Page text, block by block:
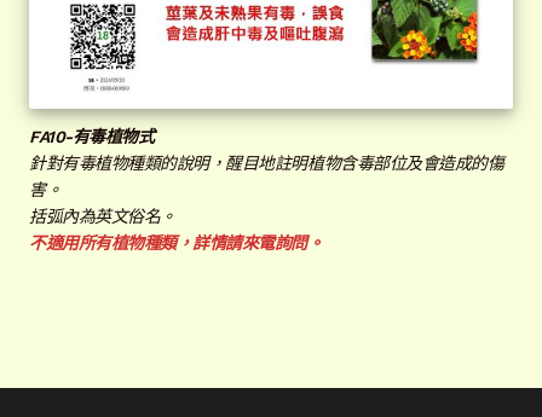
FA10-有毒植物式
針對有毒植物種類的說明，醒目地註明植物含毒部位及會造成的傷
害。
括弧內為英文俗名。
不適用所有植物種類，詳情請來電詢問。